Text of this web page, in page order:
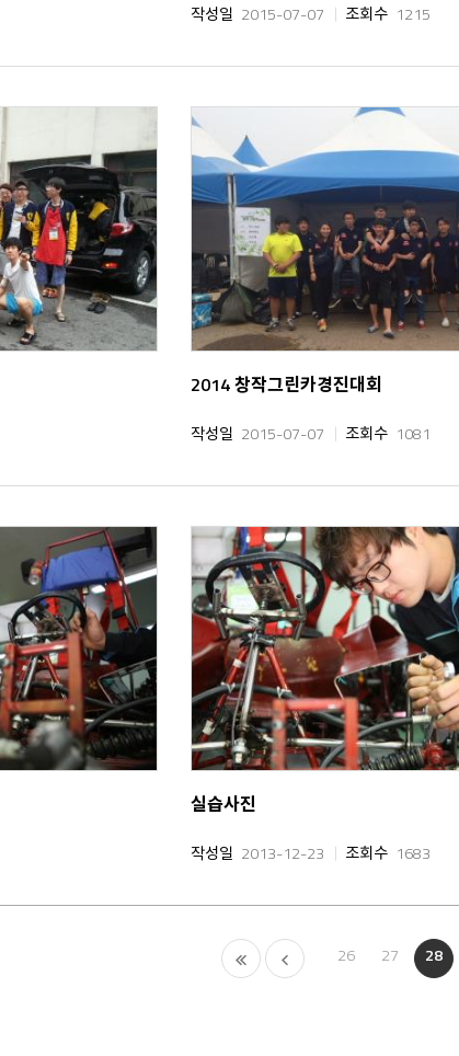
작성일 2015-07-07 조회수 1215
2014 창작그린카경진대회
작성일 2015-07-07 조회수 1081
실습사진
작성일 2013-12-23 조회수 1683
26 27 28